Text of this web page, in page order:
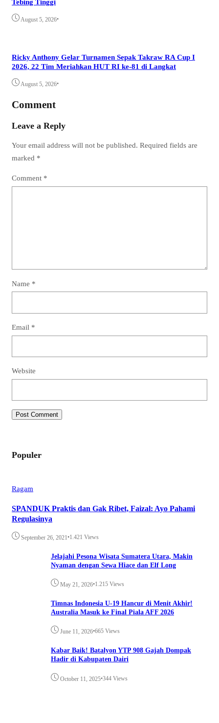
August 5, 2026•
Ricky Anthony Gelar Turnamen Sepak Takraw RA Cup I
2026, 22 Tim Meriahkan HUT RI ke-81 di Langkat
August 5, 2026•
Comment
Leave a Reply
Your email address will not be published. Required fields are
marked *
Comment *
Name *
Email *
Website
Populer
Ragam
SPANDUK Praktis dan Gak Ribet, Faizal: Ayo Pahami
Regulasinya
September 26, 2021•1.421 Views
Jelajahi Pesona Wisata Sumatera Utara, Makin
Nyaman dengan Sewa Hiace dan Elf Long
May 21, 2026•1.215 Views
Timnas Indonesia U-19 Hancur di Menit Akhir!
Australia Masuk ke Final Piala AFF 2026
June 11, 2026•665 Views
Kabar Baik! Batalyon YTP 908 Gajah Dompak
Hadir di Kabupaten Dairi
October 11, 2025•344 Views